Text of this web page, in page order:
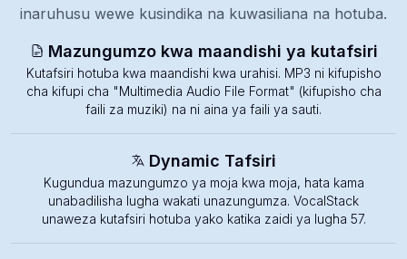
inaruhusu wewe kusindika na kuwasiliana na hotuba.
Mazungumzo kwa maandishi ya kutafsiri
Kutafsiri hotuba kwa maandishi kwa urahisi. MP3 ni kifupisho
cha kifupi cha "Multimedia Audio File Format" (kifupisho cha
faili za muziki) na ni aina ya faili ya sauti.
Dynamic Tafsiri
Kugundua mazungumzo ya moja kwa moja, hata kama
unabadilisha lugha wakati unazungumza. VocalStack
unaweza kutafsiri hotuba yako katika zaidi ya lugha 57.